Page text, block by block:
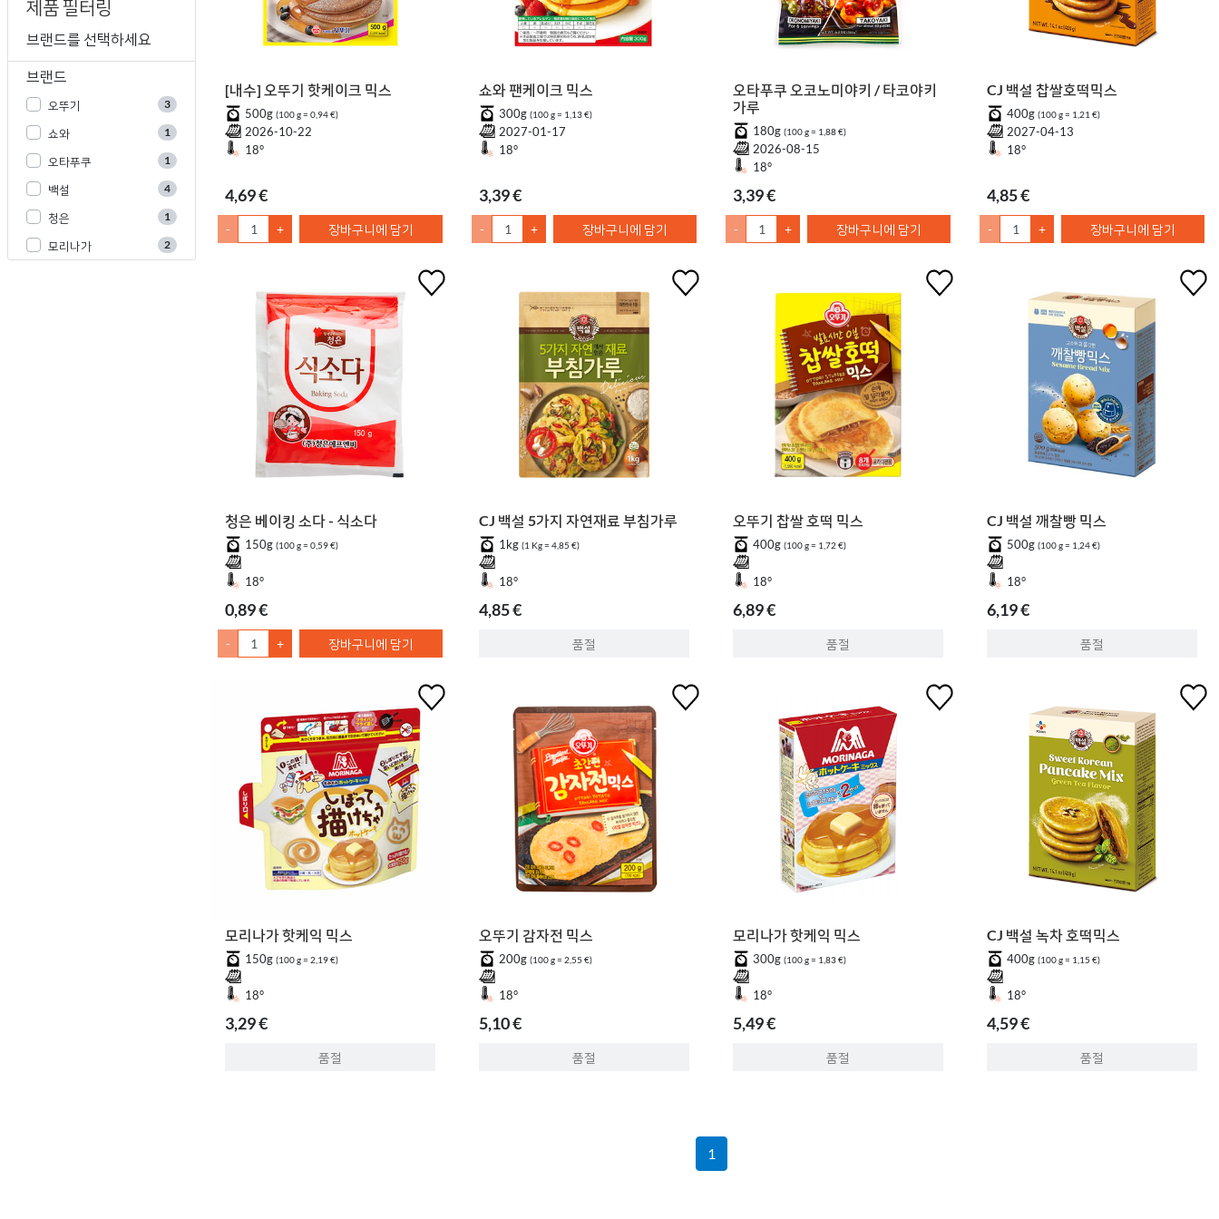
제품 필터링
브랜드를 선택하세요
브랜드
오뚜기 3
쇼와 1
오타푸쿠 1
백설 4
청은 1
모리나가 2
[내수] 오뚜기 핫케이크 믹스
500g (100 g = 0,94 €)
2026-10-22
18°
4,69 €
- + 장바구니에 담기
쇼와 팬케이크 믹스
300g (100 g = 1,13 €)
2027-01-17
18°
3,39 €
- + 장바구니에 담기
오타푸쿠 오코노미야키 / 타코야키
가루
180g (100 g = 1,88 €)
2026-08-15
18°
3,39 €
- + 장바구니에 담기
CJ 백설 찹쌀호떡믹스
400g (100 g = 1,21 €)
2027-04-13
18°
4,85 €
- + 장바구니에 담기
청은 베이킹 소다 - 식소다
150g (100 g = 0,59 €)
18°
0,89 €
- + 장바구니에 담기
CJ 백설 5가지 자연재료 부침가루
1kg (1 Kg = 4,85 €)
18°
4,85 €
품절
오뚜기 찹쌀 호떡 믹스
400g (100 g = 1,72 €)
18°
6,89 €
품절
CJ 백설 깨찰빵 믹스
500g (100 g = 1,24 €)
18°
6,19 €
품절
모리나가 핫케익 믹스
150g (100 g = 2,19 €)
18°
3,29 €
품절
오뚜기 감자전 믹스
200g (100 g = 2,55 €)
18°
5,10 €
품절
모리나가 핫케익 믹스
300g (100 g = 1,83 €)
18°
5,49 €
품절
CJ 백설 녹차 호떡믹스
400g (100 g = 1,15 €)
18°
4,59 €
품절
1